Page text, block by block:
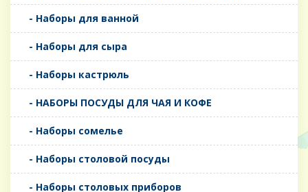
- Наборы для ванной
- Наборы для сыра
- Наборы кастрюль
- НАБОРЫ ПОСУДЫ ДЛЯ ЧАЯ И КОФЕ
- Наборы сомелье
- Наборы столовой посуды
- Наборы столовых приборов